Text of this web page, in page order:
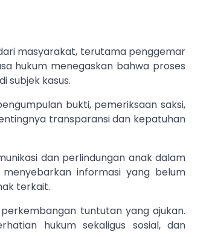
masyarakat, terutama penggemar
hukum menegaskan bahwa proses
subjek kasus.
bukti, pemeriksaan saksi,
transparansi dan kepatuhan
dan perlindungan anak dalam
informasi yang belum
terkait.
tuntutan yang ajukan.
hukum sekaligus sosial, dan